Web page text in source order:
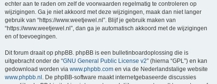
echter aan te raden om zelf de voorwaarden regelmatig te controleren op
wijzigingen. Ga je niet akkoord met deze wijzigingen, maak dan niet langer
gebruik van “https://www.weetjewel.nl”. Blijf je gebruik maken van
“https://www.weetjewel.nl”, dan ga je automatisch akkoord met de wijzigingen
en of toevoegingen.
Dit forum draait op phpBB. phpBB is een bulletinboardoplossing die is
uitgebracht onder de “GNU General Public License v2” (hierna “GPL”) en kan
gedownload worden via www.phpbb.com en via de Nederlandstalige website
www.phpbb.nl . De phpBB-software maakt internetgebaseerde discussies